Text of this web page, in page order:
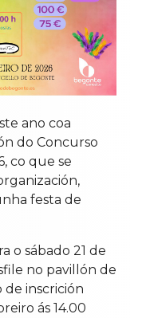
ano coa
do Concurso
co que se
festa de
o sábado 21 de
no pavillón de
de inscrición
ás 14.00